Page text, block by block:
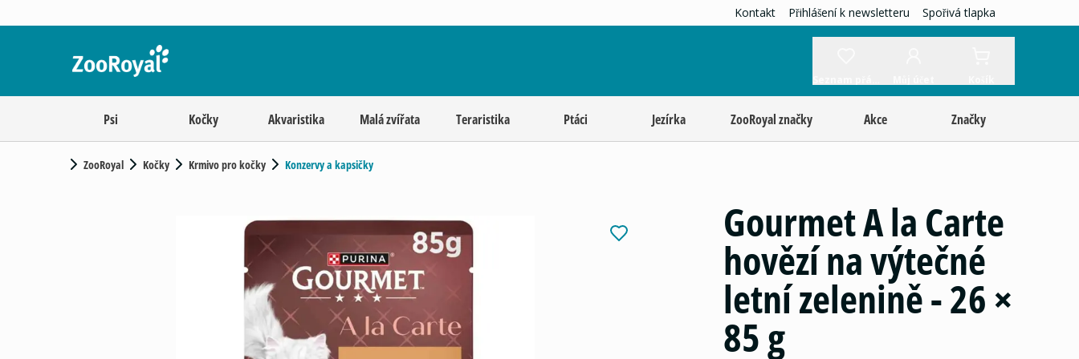
Kontakt Přihlášení k newsletteru Spořivá tlapka
Psi Kočky Akvaristika Malá zvířata Teraristika Ptáci Jezírka ZooRoyal značky Akce Značky
ZooRoyal Kočky Krmivo pro kočky Konzervy a kapsičky
Gourmet A la Carte
hovězí na výtečné
letní zelenině - 26 ×
85 g